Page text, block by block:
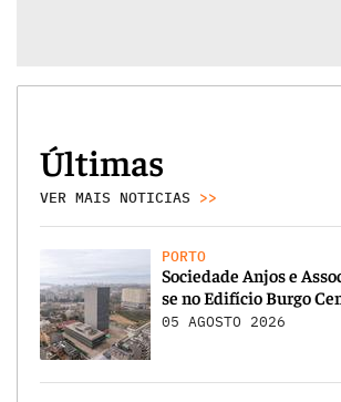
Últimas
VER MAIS NOTICIAS >>
PORTO
Sociedade Anjos e
se no Edifício Burgo
05 AGOSTO 2026